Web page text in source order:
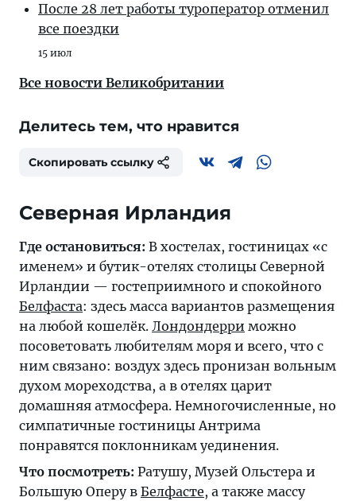
После 28 лет работы туроператор отменил
все поездки
15 июл
Все новости Великобритании
Делитесь тем, что нравится
Скопировать ссылку
Северная Ирландия
Где остановиться: В хостелах, гостиницах «с
именем» и бутик-отелях столицы Северной
Ирландии — гостеприимного и спокойного
Белфаста: здесь масса вариантов размещения
на любой кошелёк. Лондондерри можно
посоветовать любителям моря и всего, что с
ним связано: воздух здесь пронизан вольным
духом мореходства, а в отелях царит
домашняя атмосфера. Немногочисленные, но
симпатичные гостиницы Антрима
понравятся поклонникам уединения.
Что посмотреть: Ратушу, Музей Ольстера и
Большую Оперу в Белфасте, а также массу